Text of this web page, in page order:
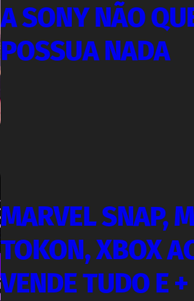
A SONY NÃO
POSSUA NADA
MARVEL SNAP,
TOKON, XBOX
VENDE TUDO E